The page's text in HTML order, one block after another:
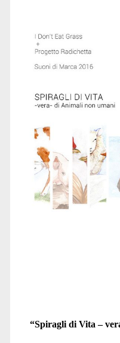
“Spiragli di Vita –